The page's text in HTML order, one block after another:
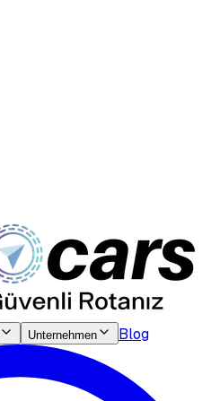
Unternehmen Blog